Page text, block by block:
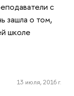
с
зашла о том,
школе
13 июля, 2016 г.